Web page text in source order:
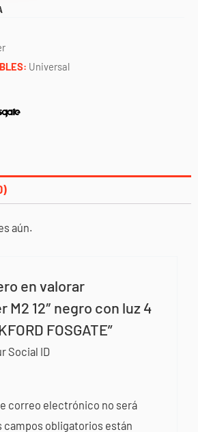
Universal
aún.
en valorar
M2 12″ negro con luz 4
FOSGATE”
Social ID
correo electrónico no será
campos obligatorios están